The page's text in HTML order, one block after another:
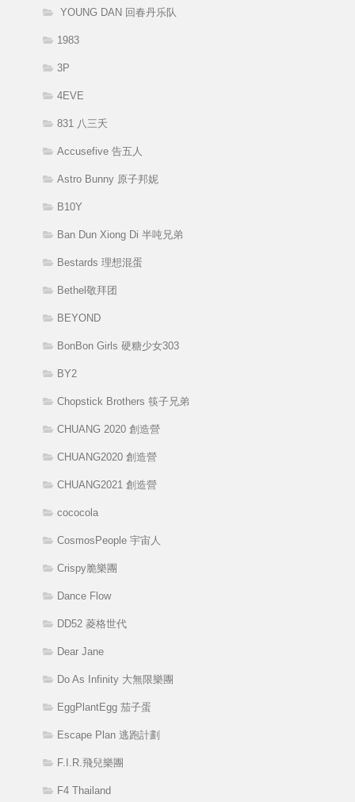
YOUNG DAN 回春丹乐队
1983
3P
4EVE
831 八三夭
Accusefive 告五人
Astro Bunny 原子邦妮
B10Y
Ban Dun Xiong Di 半吨兄弟
Bestards 理想混蛋
Bethel敬拜团
BEYOND
BonBon Girls 硬糖少女303
BY2
Chopstick Brothers 筷子兄弟
CHUANG 2020 創造營
CHUANG2020 創造營
CHUANG2021 創造營
cococola
CosmosPeople 宇宙人
Crispy脆樂團
Dance Flow
DD52 菱格世代
Dear Jane
Do As Infinity 大無限樂團
EggPlantEgg 茄子蛋
Escape Plan 逃跑計劃
F.I.R.飛兒樂團
F4 Thailand